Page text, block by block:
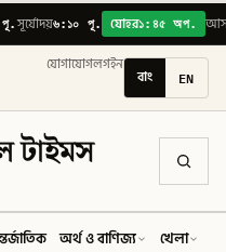
সূর্যোদয়৬:১০ পূ. যোহর১:৪৫ অপ.
যোগাযোগলগইন
বাং EN
টাইমস
অর্থ ও বাণিজ্য খেলা